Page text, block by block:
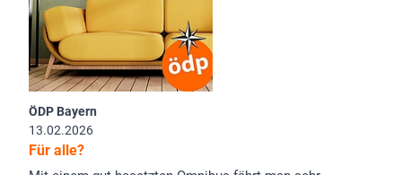
ÖDP Bayern
13.02.2026
Für alle?